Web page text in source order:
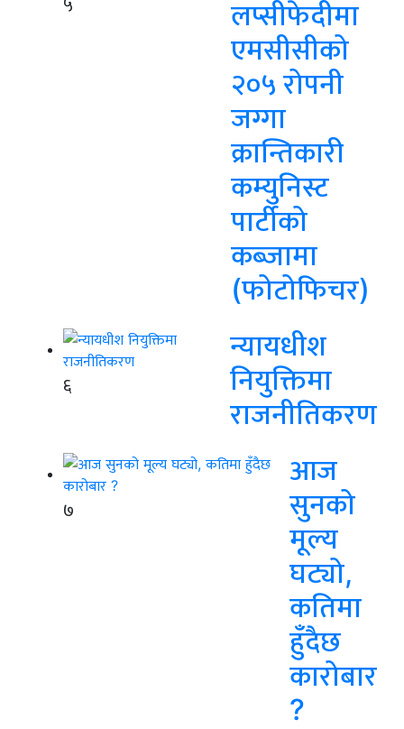
५
लप्सीफेदीमा
एमसीसीको
२०५ रोपनी
जग्गा
क्रान्तिकारी
कम्युनिस्ट
पार्टीको
कब्जामा
(फोटोफिचर)
६
न्यायधीश
नियुक्तिमा
राजनीतिकरण
७
आज
सुनको
मूल्य
घट्यो,
कतिमा
हुँदैछ
कारोबार
?